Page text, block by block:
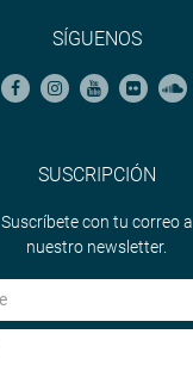
SÍGUENOS
SUSCRIPCIÓN
Suscríbete con tu correo a
nuestro newsletter.